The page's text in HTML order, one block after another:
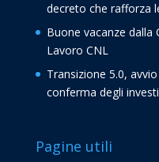
decreto che rafforza
Buone vacanze dalla
Lavoro CNL
Transizione 5.0,
conferma degli
Pagine utili